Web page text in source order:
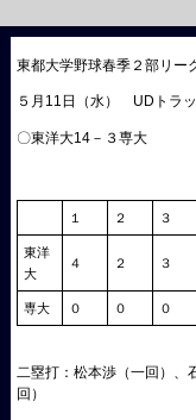
東都大学野球春季２部リー
５月11日（水） UDトラ
〇東洋大14－３専大
１ ２ ３
東洋
大
４ ２ ３
専大 ０ ０ ０
二塁打：松本渉（一回）、
回）